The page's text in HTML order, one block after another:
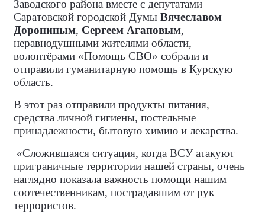
Заводского района вместе с депутатами
Саратовской городской Думы Вячеславом
Дорониным, Сергеем Агаповым,
неравнодушными жителями области,
волонтёрами «Помощь СВО» собрали и
отправили гуманитарную помощь в Курскую
область.
В этот раз отправили продукты питания,
средства личной гигиены, постельные
принадлежности, бытовую химию и лекарства.
«Сложившаяся ситуация, когда ВСУ атакуют
приграничные территории нашей страны, очень
наглядно показала важность помощи нашим
соотечественникам, пострадавшим от рук
террористов.